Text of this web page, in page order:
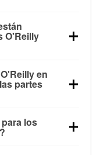
O'Reilly
y
“Check Engine”
de
disponibles en
La tienda
en
partes
en la
hayas
los